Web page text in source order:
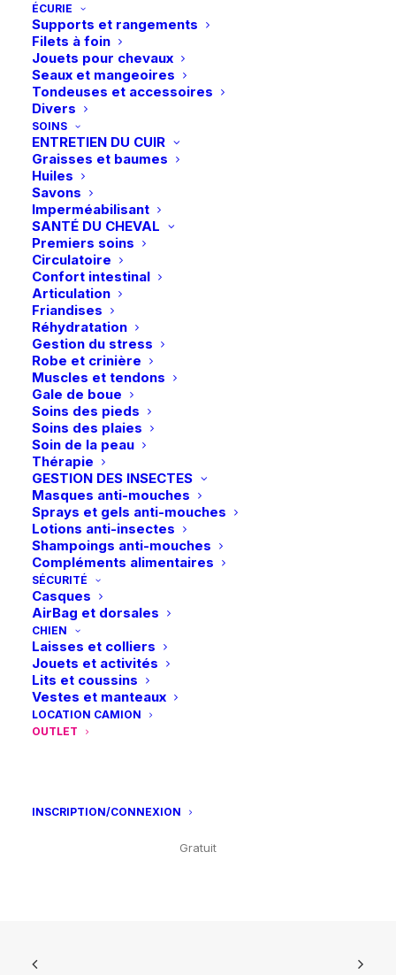
ÉCURIE
Supports et rangements
Filets à foin
Jouets pour chevaux
Seaux et mangeoires
Tondeuses et accessoires
Divers
SOINS
ENTRETIEN DU CUIR
Graisses et baumes
Huiles
Savons
Imperméabilisant
SANTÉ DU CHEVAL
Premiers soins
Circulatoire
Confort intestinal
Articulation
Friandises
Réhydratation
Gestion du stress
Robe et crinière
Muscles et tendons
Gale de boue
Soins des pieds
Soins des plaies
Soin de la peau
Thérapie
GESTION DES INSECTES
Masques anti-mouches
Sprays et gels anti-mouches
Lotions anti-insectes
Shampoings anti-mouches
Compléments alimentaires
SÉCURITÉ
Casques
AirBag et dorsales
CHIEN
Laisses et colliers
Jouets et activités
Lits et coussins
Vestes et manteaux
LOCATION CAMION
OUTLET
INSCRIPTION/CONNEXION
CHOIX DES OPTIONS
Ce
produit
a
plusieurs
variations.
Les
options
peuvent
être
choisies
sur
la
page
du
produit
Eskadron | Cloches Softslate Heritage 25 –
Wildberry
Livraison gratuite dès 99€
Paiements sécurisés
Retours et échanges
Gratuit